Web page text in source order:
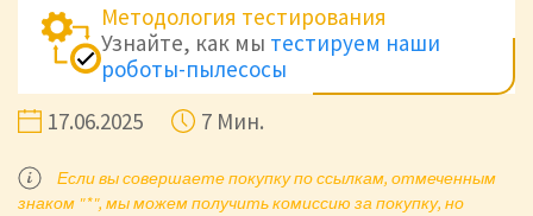
Методология тестирования
Узнайте, как мы тестируем наши
роботы-пылесосы
17.06.2025
7 Мин.
Если вы совершаете покупку по ссылкам, отмеченным
знаком "*", мы можем получить комиссию за покупку, но